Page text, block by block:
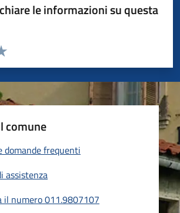
le informazioni su questa
pagina
5 stelle su 5
4 stelle su 5
su 5
su 5
5
comune
domande frequenti
assistenza
il numero 011.9807107